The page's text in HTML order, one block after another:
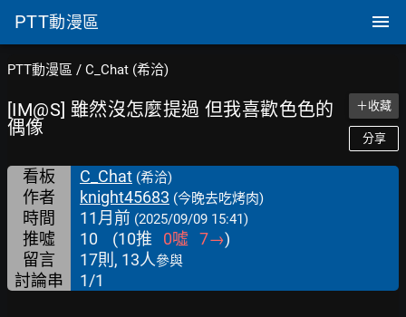
PTT動漫區
PTT動漫區 / C_Chat (希洽)
[IM@S] 雖然沒怎麼提過 但我喜歡色色的
偶像
＋收藏
分享
看板 C_Chat (希洽)
作者 knight45683 (今晚去吃烤肉)
時間 11月前 (2025/09/09 15:41)
推噓 10 (10推 0噓 7→)
留言
17則, 13人參與
討論串 1/1